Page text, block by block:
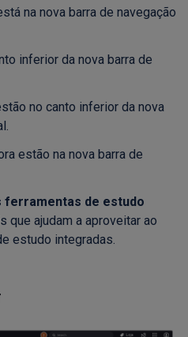
na nova barra de navegação
inferior da nova barra de
no canto inferior da nova
estão na nova barra de
ferramentas de estudo
que ajudam a aproveitar ao
estudo integradas.